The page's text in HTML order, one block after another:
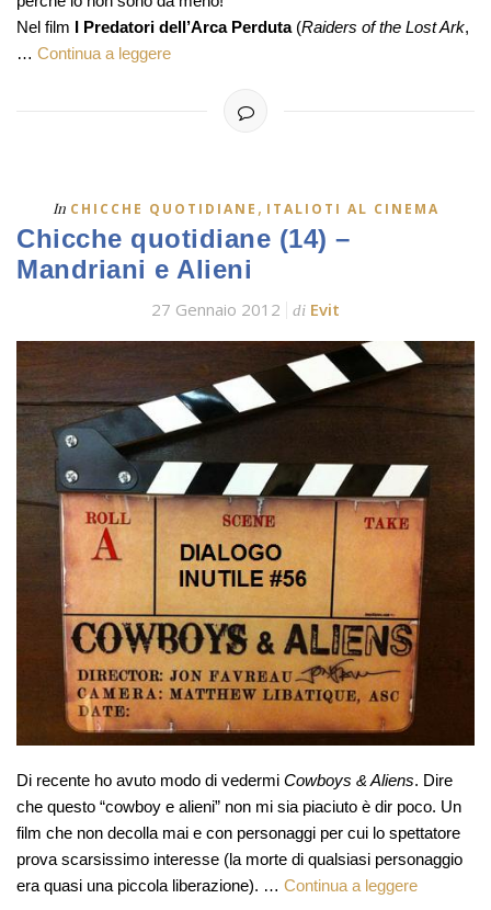
Nel film I Predatori dell’Arca Perduta(Raiders of the Lost Ark,
… Continua a leggere
In CHICCHE QUOTIDIANE , ITALIOTI AL CINEMA
Chicche quotidiane (14) –
Mandriani e Alieni
27 Gennaio 2012 di Evit
Di recente ho avuto modo di vedermi Cowboys & Aliens. Dire
che questo “cowboy e alieni” non mi sia piaciuto è dir poco. Un
film che non decolla mai e con personaggi per cui lo spettatore
prova scarsissimo interesse (la morte di qualsiasi personaggio
era quasi una piccola liberazione). … Continua a leggere